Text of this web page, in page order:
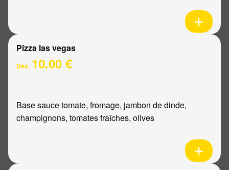
Pizza las vegas
Dès 10.00 €
Base sauce tomate, fromage, jambon de dinde,
champignons, tomates fraîches, olives